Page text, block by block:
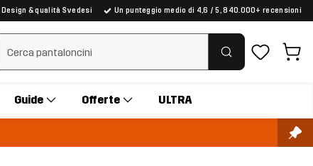
Design & qualità Svedesi Un punteggio medio di 4,6 / 5, 840.000+ recensioni
Cancella ricerca
Guide Offerte ULTRA